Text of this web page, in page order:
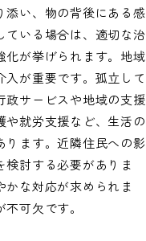
添い、物の背後にある感
ている場合は、適切な治
化が挙げられます。地域
が重要です。孤立して
政サービスや地域の支援
就労支援など、生活の
ります。近隣住民への影
討する必要がありま
な対応が求められま
可欠です。